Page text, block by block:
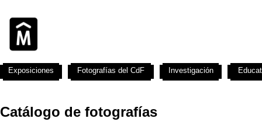
Catálogo de fotografías
Exposiciones Fotografías del CdF Investigación